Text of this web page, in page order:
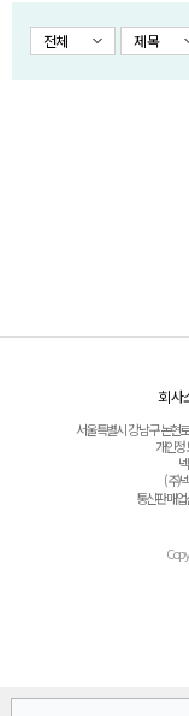
전체 제목
회사
서울특별시 강남구 논현
개인
(주)
통신판매